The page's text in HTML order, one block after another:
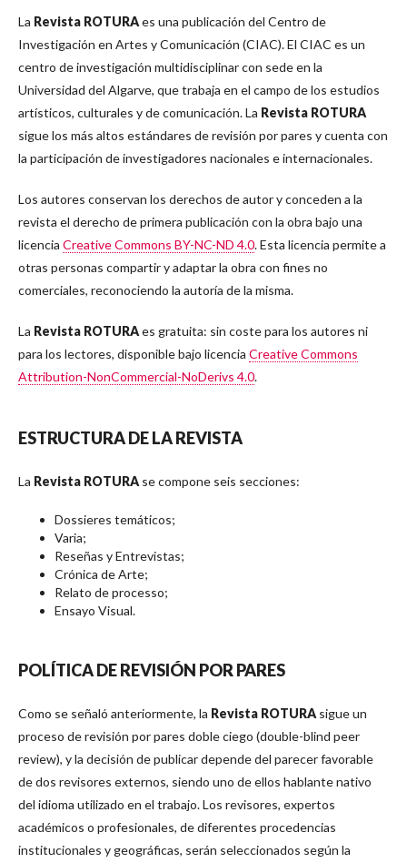
La Revista ROTURAes una publicación del Centro de
Investigación en Artes y Comunicación (CIAC). El CIAC es un
centro de investigación multidisciplinar con sede en la
Universidad del Algarve, que trabaja en el campo de los estudios
artísticos, culturales y de comunicación. La Revista ROTURA
sigue los más altos estándares de revisión por pares y cuenta con
la participación de investigadores nacionales e internacionales.
Los autores conservan los derechos de autor y conceden a la
revista el derecho de primera publicación con la obra bajo una
licencia Creative Commons BY-NC-ND 4.0. Esta licencia permite a
otras personas compartir y adaptar la obra con fines no
comerciales, reconociendo la autoría de la misma.
La Revista ROTURAes gratuita: sin coste para los autores ni
para los lectores, disponible bajo licencia Creative Commons
Attribution-NonCommercial-NoDerivs 4.0.
ESTRUCTURA DE LA REVISTA
La Revista ROTURA se compone seis secciones:
Dossieres temáticos;
Varia;
Reseñas y Entrevistas;
Crónica de Arte;
Relato de processo;
Ensayo Visual.
POLÍTICA DE REVISIÓN POR PARES
Como se señaló anteriormente, la Revista ROTURA sigue un
proceso de revisión por pares doble ciego (double-blind peer
review), y la decisión de publicar depende del parecer favorable
de dos revisores externos, siendo uno de ellos hablante nativo
del idioma utilizado en el trabajo. Los revisores, expertos
académicos o profesionales, de diferentes procedencias
institucionales y geográficas, serán seleccionados según la